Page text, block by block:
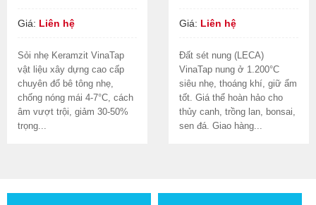
Giá: Liên hệ
Sỏi nhẹ Keramzit VinaTap
vật liệu xây dựng cao cấp
chuyên đổ bê tông nhẹ,
chống nóng mái 4-7°C, cách
âm vượt trội, giảm 30-50%
trọng...
Giá: Liên hệ
Đất sét nung (LECA)
VinaTap nung ở 1.200°C
siêu nhẹ, thoáng khí, giữ ẩm
tốt. Giá thể hoàn hảo cho
thủy canh, trồng lan, bonsai,
sen đá. Giao hàng...